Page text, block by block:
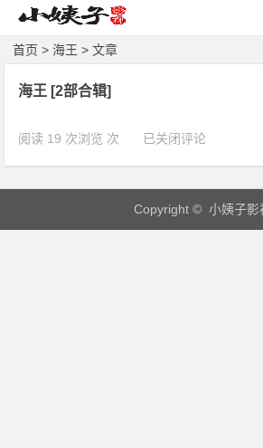
首页 > 海王 > 文章
海王 [2部合辑]
阅读 19 次浏览 次
海
部
合
辑]
已关闭评论
Copyright © 小姨子影